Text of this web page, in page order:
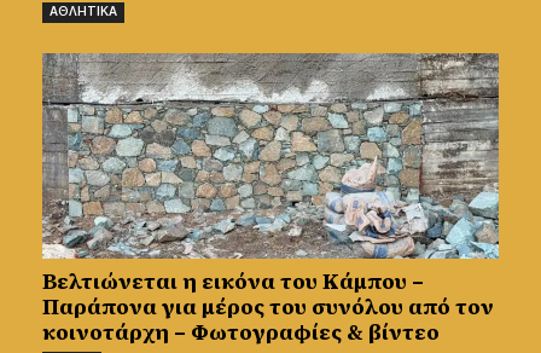
ΑΘΛΗΤΙΚΑ
Βελτιώνεται η εικόνα του Κάμπου –
Παράπονα για μέρος του συνόλου από τον
κοινοτάρχη – Φωτογραφίες & βίντεο